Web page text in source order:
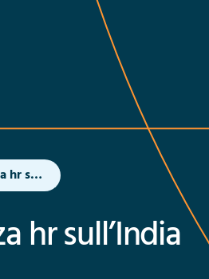
Consulenza hr sull’India
hr sull’India